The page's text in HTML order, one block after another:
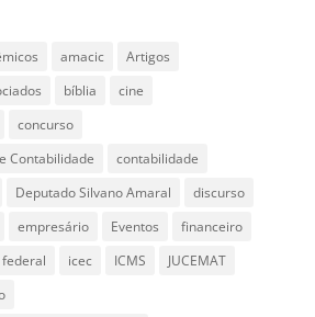
amacic
Artigos
bíblia
cine
concurso
Contabilidade
contabilidade
Deputado Silvano Amaral
discurso
empresário Eventos
financeiro
icec ICMS
JUCEMAT